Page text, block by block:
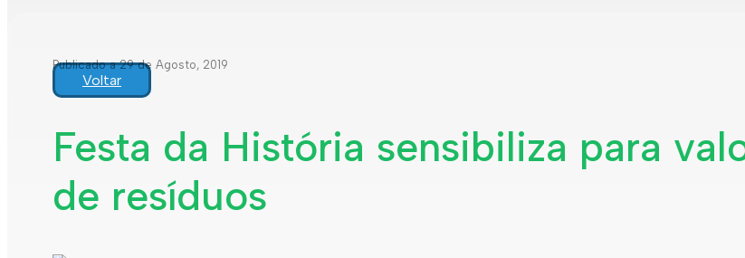
Recolha de resíduos
Comunicação de leituras
Rede de abastecimento de água
Rede de águas residuais
Rede de águas pluviais
Limpeza urbana
Gestão de resíduos
Publicado a 29 de Agosto, 2019
Voltar
Festa da História sensibiliza para
de resíduos